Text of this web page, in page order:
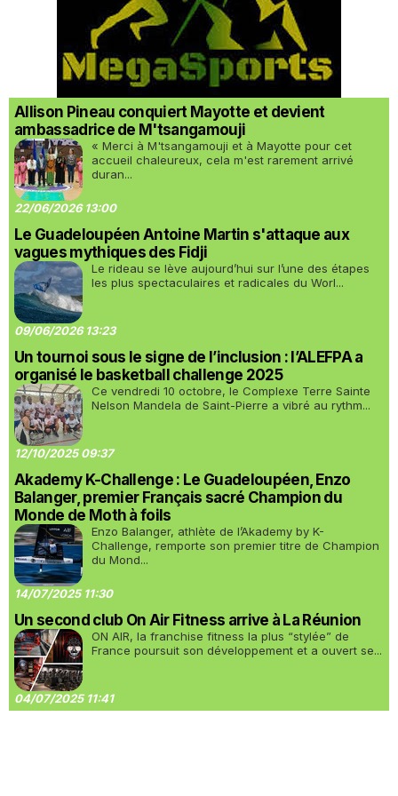
Allison Pineau conquiert Mayotte et devient
ambassadrice de M'tsangamouji
« Merci à M'tsangamouji et à Mayotte pour cet
accueil chaleureux, cela m'est rarement arrivé
duran...
22/06/2026 13:00
Le Guadeloupéen Antoine Martin s'attaque aux
vagues mythiques des Fidji
Le rideau se lève aujourd’hui sur l’une des étapes
les plus spectaculaires et radicales du Worl...
09/06/2026 13:23
Un tournoi sous le signe de l’inclusion : l’ALEFPA a
organisé le basketball challenge 2025
Ce vendredi 10 octobre, le Complexe Terre Sainte
Nelson Mandela de Saint-Pierre a vibré au rythm...
12/10/2025 09:37
Akademy K-Challenge : Le Guadeloupéen, Enzo
Balanger, premier Français sacré Champion du
Monde de Moth à foils
Enzo Balanger, athlète de l’Akademy by K-
Challenge, remporte son premier titre de Champion
du Mond...
14/07/2025 11:30
Un second club On Air Fitness arrive à La Réunion
ON AIR, la franchise fitness la plus “stylée” de
France poursuit son développement et a ouvert se...
04/07/2025 11:41